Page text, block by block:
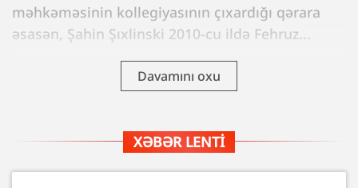
məhkəməsinin kollegiyasının çıxardığı qərara
əsasən, Şahin Şıxlinski 2010-cu ildə Fehruz...
Davamını oxu
XƏBƏR LENTI